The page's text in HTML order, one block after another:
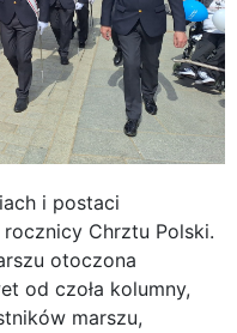
i postaci
Chrztu Polski.
otoczona
od czoła kolumny,
marszu,